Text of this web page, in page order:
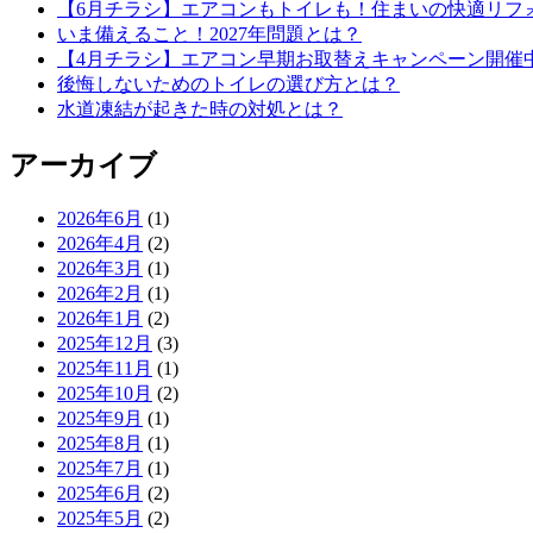
【6月チラシ】エアコンもトイレも！住まいの快適リフ
いま備えること！2027年問題とは？
【4月チラシ】エアコン早期お取替えキャンペーン開催
後悔しないためのトイレの選び方とは？
水道凍結が起きた時の対処とは？
アーカイブ
2026年6月 (1)
2026年4月 (2)
2026年3月 (1)
2026年2月 (1)
2026年1月 (2)
2025年12月 (3)
2025年11月 (1)
2025年10月 (2)
2025年9月 (1)
2025年8月 (1)
2025年7月 (1)
2025年6月 (2)
2025年5月 (2)